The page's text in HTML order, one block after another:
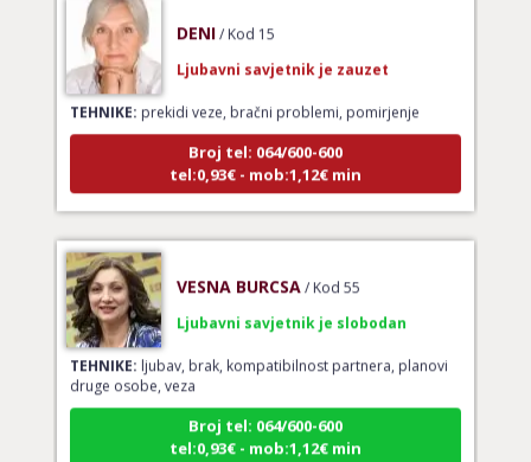
TEHNIKE:prekidi veze, bračni problemi, pomirjenje
Broj tel: 064/600-600
tel:0,93€ - mob:1,12€ min
TEHNIKE:ljubav, brak, kompatibilnost partnera, planovi
druge osobe, veza
Broj tel: 064/600-600
tel:0,93€ - mob:1,12€ min